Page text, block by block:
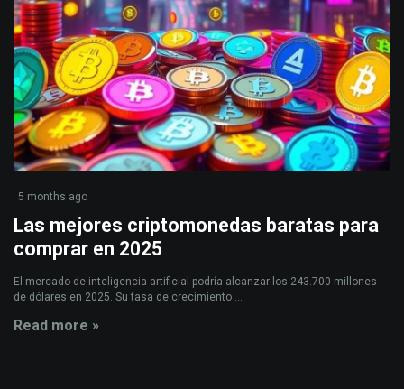
5 months ago
Las mejores criptomonedas baratas para
comprar en 2025
El mercado de inteligencia artificial podría alcanzar los 243.700 millones
de dólares en 2025. Su tasa de crecimiento ...
Read more »